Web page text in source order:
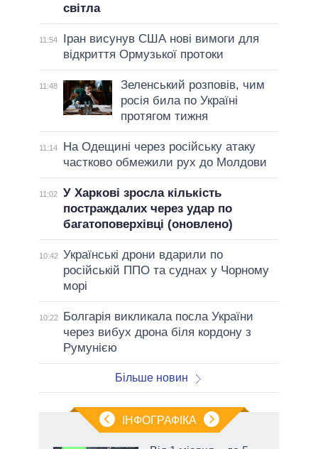
світла
11:54
Іран висунув США нові вимоги для
відкриття Ормузької протоки
11:48
Зеленський розповів, чим
росія била по Україні
протягом тижня
11:14
На Одещині через російську атаку
частково обмежили рух до Молдови
11:02
У Харкові зросла кількість
постраждалих через удар по
багатоповерхівці (оновлено)
10:42 Українські дрони вдарили по
російській ППО та суднах у Чорному
морі
10:22
Болгарія викликала посла України
через вибух дрона біля кордону з
Румунією
Більше новин
ІНФОГРАФІКА